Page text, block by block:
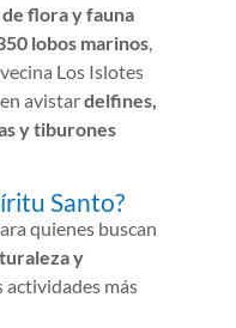
flora y fauna
lobos marinos,
Los Islotes
avistardelfines,
y tiburones
Santo?
quienes buscan
y
actividades más